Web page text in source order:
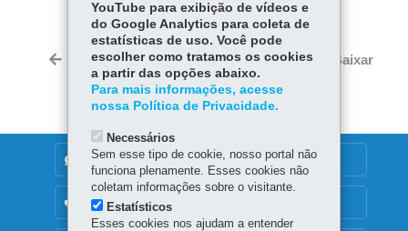
Fa
ce
bo
ok
Tw
itt
er
W
ha
ts
p
Voltar Início Imprimir Baixar
DENUNCIE CORRUPÇÃO
OUVIDORIA
YouTube para exibição de vídeos e
do Google Analytics para coleta de
estatísticas de uso. Você pode
escolher como tratamos os cookies
a partir das opções abaixo.
Para mais informações, acesse
nossa Política de Privacidade.
Necessários
Sem esse tipo de cookie, nosso portal não
funciona plenamente. Esses cookies não
coletam informações sobre o visitante.
Estatísticos
Esses cookies nos ajudam a entender